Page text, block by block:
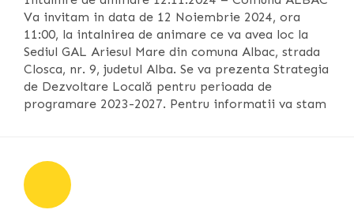
Va invitam in data de 12 Noiembrie 2024, ora
11:00, la intalnirea de animare ce va avea loc la
Sediul GAL Ariesul Mare din comuna Albac, strada
Closca, nr. 9, judetul Alba. Se va prezenta Strategia
de Dezvoltare Locală pentru perioada de
programare 2023-2027. Pentru informatii va stam